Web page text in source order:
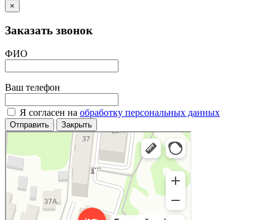
×
Заказать звонок
ФИО
Ваш телефон
Я согласен на обработку персональных данных
Отправить Закрыть